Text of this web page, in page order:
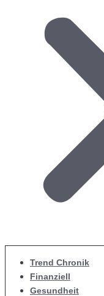
Trend Chronik
Finanziell
Gesundheit